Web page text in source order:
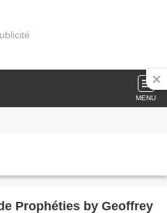
MENU
Prophéties by Geoffrey